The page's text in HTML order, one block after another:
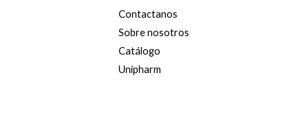
Contactanos
Sobre nosotros
Catálogo
Unipharm